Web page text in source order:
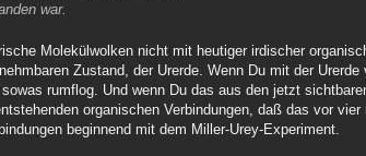
war.
Molekülwolken nicht mit heutiger irdischer
Zustand, der Urerde. Wenn Du mit der
rumflog. Und wenn Du das aus den jetzt
organischen Verbindungen, daß das vor
beginnend mit dem Miller-Urey-Experiment.